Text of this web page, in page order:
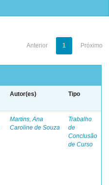
Anterior 1 Próximo
Autor(es) Tipo
Martins, Ana
Caroline de Souza
Trabalho
de
Conclusão
de Curso